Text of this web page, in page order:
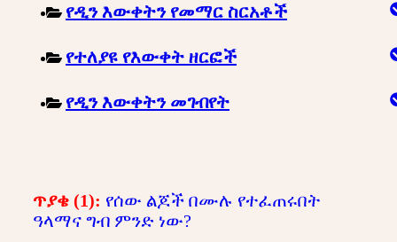
የዲን እውቀትን የመማር ስርአቶች
የተለያዩ የእውቀት ዘርፎች
የዲን እውቀትን መገብየት
ጥያቄ (1): የሰው ልጆች በሙሉ የተፈጠሩበት
ዓላማና ግብ ምንድ ነው?